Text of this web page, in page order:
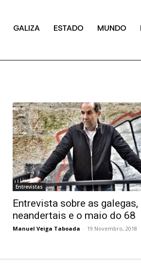
GALIZA ESTADO MUNDO
Entrevistas
Entrevista sobre as galegas,
neandertais e o maio do 68
Manuel Veiga Taboada - 19 Novembro, 2018